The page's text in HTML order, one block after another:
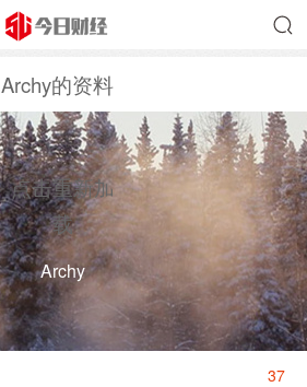
Archy的资料
点击重新加
载
Archy
37